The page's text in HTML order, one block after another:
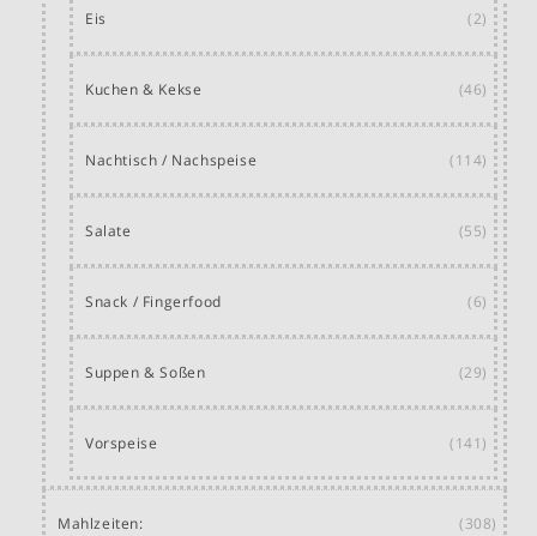
Eis (2)
Kuchen & Kekse (46)
Nachtisch / Nachspeise (114)
Salate (55)
Snack / Fingerfood (6)
Suppen & Soßen (29)
Vorspeise (141)
Mahlzeiten: (308)